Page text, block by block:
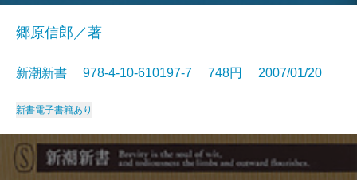
郷原信郎／著
新潮新書 978-4-10-610197-7 748円 2007/01/20
新書電子書籍あり